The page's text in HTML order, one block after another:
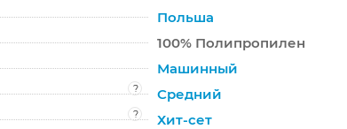
Польша
100% Полипропилен
Машинный
?
Средний
?
Хит-сет